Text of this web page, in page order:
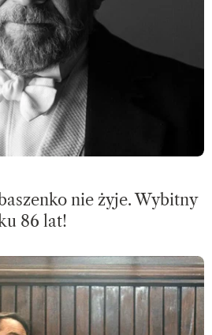
nie żyje. Wybitny
86 lat!